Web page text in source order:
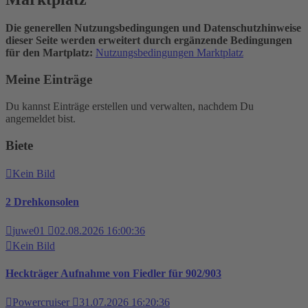
Die generellen Nutzungsbedingungen und Datenschutzhinweise
dieser Seite werden erweitert durch ergänzende Bedingungen
für den Martplatz: Nutzungsbedingungen Marktplatz
Meine Einträge
Du kannst Einträge erstellen und verwalten, nachdem Du
angemeldet bist.
Biete
Kein Bild
2 Drehkonsolen
juwe01
02.08.2026 16:00:36
Kein Bild
Heckträger Aufnahme von Fiedler für 902/903
Powercruiser 31.07.2026 16:20:36